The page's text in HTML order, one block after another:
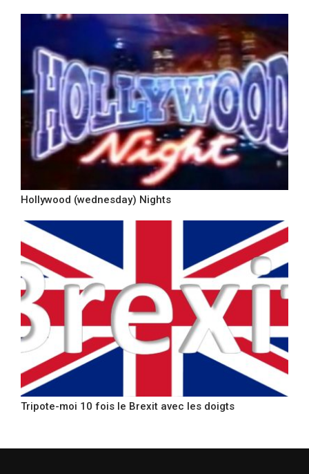
Hollywood (wednesday) Nights
Tripote-moi 10 fois le Brexit avec les doigts